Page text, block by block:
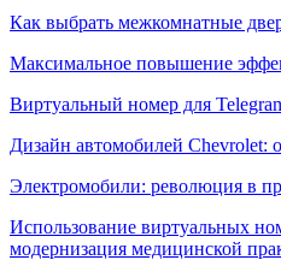
Как выбрать межкомнатные
Максимальное повышение
Виртуальный номер для
Дизайн автомобилей Chevrolet:
Электромобили: революция в
Использование виртуальных
модернизация медицинской